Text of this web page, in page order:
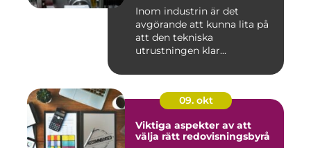
Inom industrin är det
avgörande att kunna lita på
att den tekniska
utrustningen klar...
09. okt
Viktiga aspekter av att
välja rätt redovisningsbyrå